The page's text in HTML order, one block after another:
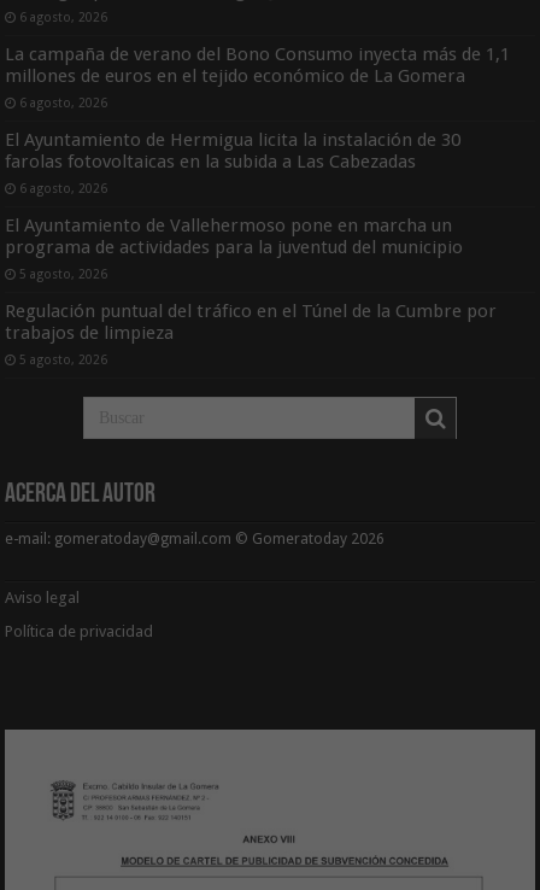
6 agosto, 2026
La campaña de verano del Bono Consumo inyecta más de 1,1
millones de euros en el tejido económico de La Gomera
6 agosto, 2026
El Ayuntamiento de Hermigua licita la instalación de 30
farolas fotovoltaicas en la subida a Las Cabezadas
6 agosto, 2026
El Ayuntamiento de Vallehermoso pone en marcha un
programa de actividades para la juventud del municipio
5 agosto, 2026
Regulación puntual del tráfico en el Túnel de la Cumbre por
trabajos de limpieza
5 agosto, 2026
Acerca del Autor
e-mail: gomeratoday@gmail.com © Gomeratoday 2026
Aviso legal
Política de privacidad